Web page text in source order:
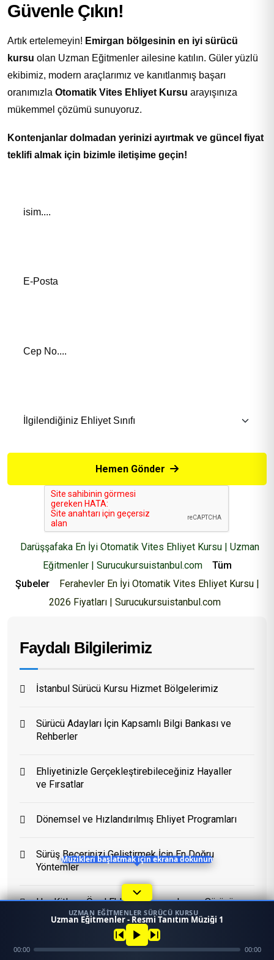
Güvenle Çıkın!
Artık ertelemeyin! Emirgan bölgesinin en iyi sürücü
kursu olan Uzman Eğitmenler ailesine katılın. Güler yüzlü
ekibimiz, modern araçlarımız ve kanıtlanmış başarı
oranımızla Otomatik Vites Ehliyet Kursu arayışınıza
mükemmel çözümü sunuyoruz.
Kontenjanlar dolmadan yerinizi ayırtmak ve güncel fiyat
teklifi almak için bizimle iletişime geçin!
Hemen Gönder
Darüşşafaka En İyi Otomatik Vites Ehliyet Kursu | Uzman
Eğitmenler | Surucukursuistanbul.com
Tüm
Şubeler
Ferahevler En İyi Otomatik Vites Ehliyet Kursu |
2026 Fiyatları | Surucukursuistanbul.com
Faydalı Bilgilerimiz
İstanbul Sürücü Kursu Hizmet Bölgelerimiz
Sürücü Adayları İçin Kapsamlı Bilgi Bankası ve
Rehberler
Ehliyetinizle Gerçekleştirebileceğiniz Hayaller
ve Fırsatlar
Dönemsel ve Hızlandırılmış Ehliyet Programları
Sürüş Becerinizi Geliştirmek İçin En Doğru
Yöntemler
Her Kitleye Özel Ehliyet Programları ve Sürücü
Kursu
Eğitim Danışmanı
En Hızlı Sürücü Kursu
Bugün 06:48
Ara
1
Konum Mezun
Müzikleri başlatmak için ekrana dokunun
UZMAN EĞITMENLER SÜRÜCÜ KURSU
Uzman Eğitmenler - Resmi Tanıtım Müziği 1
00:00 00:00